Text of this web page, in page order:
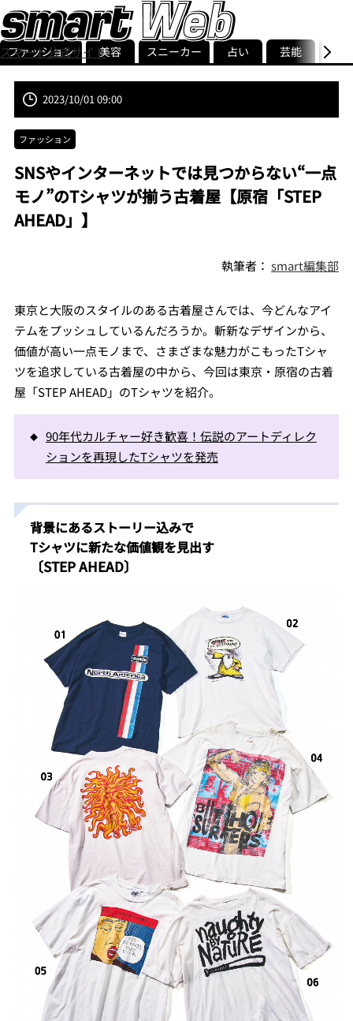
スマート公式サイト
smart最新号
記事一覧ランキング
ストリ
ファッション 美容 スニーカー 占い 芸能 グル
2023/10/01 09:00
ファッション
SNSやインターネットでは見つからない“一点
モノ”のTシャツが揃う古着屋【原宿「STEP
AHEAD」】
執筆者：smart編集部
東京と大阪のスタイルのある古着屋さんでは、今どんなアイ
テムをプッシュしているんだろうか。斬新なデザインから、
価値が高い一点モノまで、さまざまな魅力がこもったTシャ
ツを追求している古着屋の中から、今回は東京・原宿の古着
屋「STEP AHEAD」のTシャツを紹介。
90年代カルチャー好き歓喜！伝説のアートディレク
ションを再現したTシャツを発売
背景にあるストーリー込みで
Tシャツに新たな価値観を見出す
〔STEP AHEAD〕